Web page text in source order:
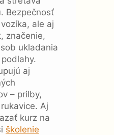
Bezpečnosť
ale aj
značenie,
ukladania
aj
– prilby,
Aj
kurz na
školenie